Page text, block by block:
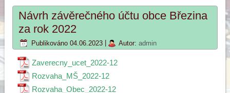
Návrh závěrečného účtu obce Březina
za rok 2022
Publikováno 04.06.2023 Autor: admin
Zaverecny_ucet_2022-12
Rozvaha_MŠ_2022-12
Rozvaha_Obec_2022-12